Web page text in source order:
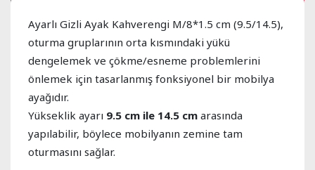
Ayarlı Gizli Ayak Kahverengi M/8*1.5 cm (9.5/14.5),
oturma gruplarının orta kısmındaki yükü
dengelemek ve çökme/esneme problemlerini
önlemek için tasarlanmış fonksiyonel bir mobilya
ayağıdır.
Yükseklik ayarı 9.5 cm ile 14.5 cm arasında
yapılabilir, böylece mobilyanın zemine tam
oturmasını sağlar.